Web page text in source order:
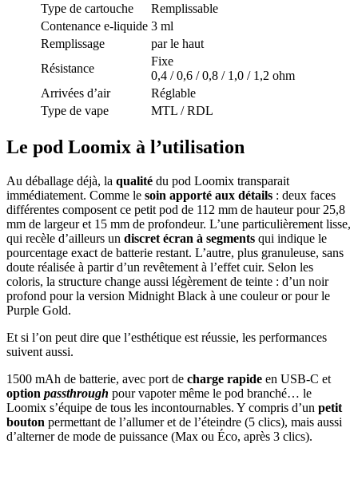
Type de cartouche
Remplissable
Contenance e-liquide 3 ml
Remplissage
par le haut
Résistance
Fixe
0,4 / 0,6 / 0,8 / 1,0 / 1,2 ohm
Arrivées d’air
Réglable
Type de vape
MTL / RDL
Le pod Loomix à l’utilisation
Au déballage déjà, la qualité du pod Loomix transparait
immédiatement. Comme le soin apporté aux détails : deux faces
différentes composent ce petit pod de 112 mm de hauteur pour 25,8
mm de largeur et 15 mm de profondeur. L’une particulièrement lisse,
qui recèle d’ailleurs un discret écran à segments qui indique le
pourcentage exact de batterie restant. L’autre, plus granuleuse, sans
doute réalisée à partir d’un revêtement à l’effet cuir. Selon les
coloris, la structure change aussi légèrement de teinte : d’un noir
profond pour la version Midnight Black à une couleur or pour le
Purple Gold.
Et si l’on peut dire que l’esthétique est réussie, les performances
suivent aussi.
1500 mAh de batterie, avec port de charge rapide en USB-C et
option passthrough pour vapoter même le pod branché… le
Loomix s’équipe de tous les incontournables. Y compris d’un petit
bouton permettant de l’allumer et de l’éteindre (5 clics), mais aussi
d’alterner de mode de puissance (Max ou Éco, après 3 clics).